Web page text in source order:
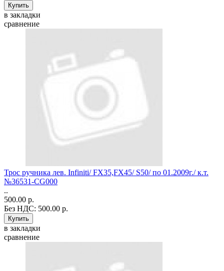
в закладки
сравнение
Трос ручника лев. Infiniti/ FX35,FX45/ S50/ по 01.2009г./ к.т.
№36531-CG000
..
500.00 р.
Без НДС: 500.00 р.
в закладки
сравнение